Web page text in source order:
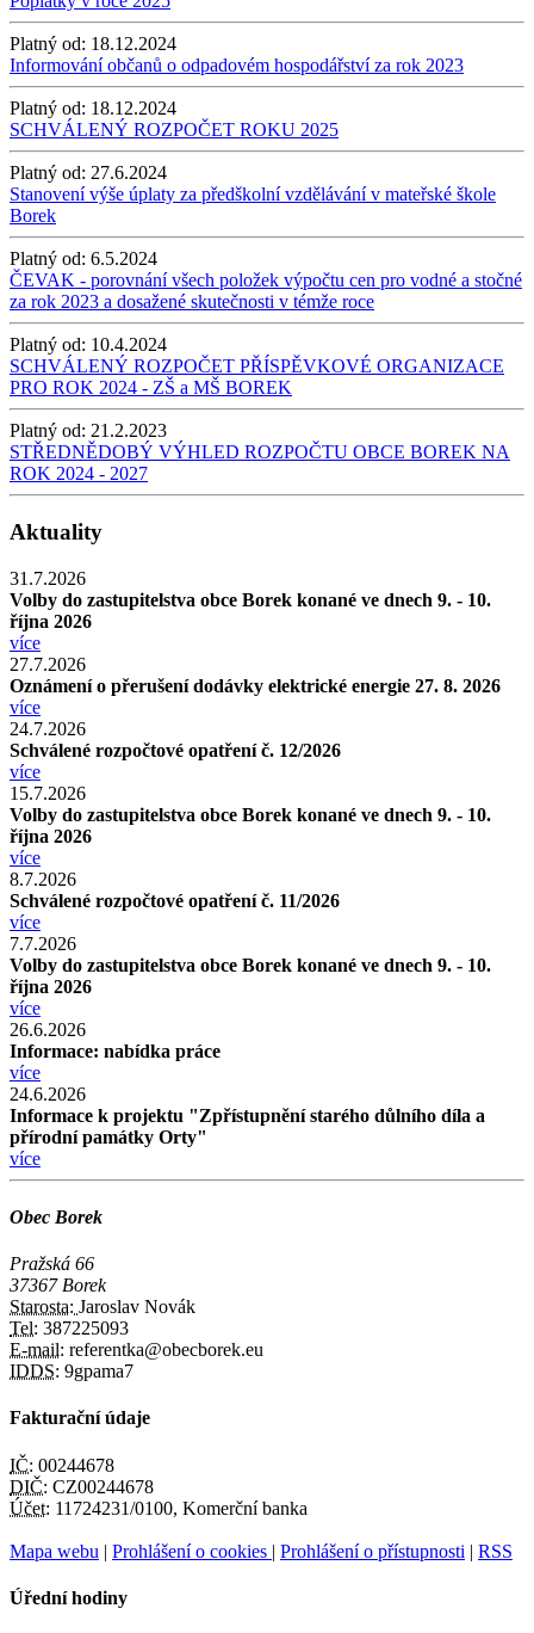
Platný od: 18.12.2024
Informování občanů o odpadovém hospodářství za rok 2023
Platný od: 18.12.2024
SCHVÁLENÝ ROZPOČET ROKU 2025
Platný od: 27.6.2024
Stanovení výše úplaty za předškolní vzdělávání v mateřské škole
Borek
Platný od: 6.5.2024
ČEVAK - porovnání všech položek výpočtu cen pro vodné a stočné
za rok 2023 a dosažené skutečnosti v témže roce
Platný od: 10.4.2024
SCHVÁLENÝ ROZPOČET PŘÍSPĚVKOVÉ ORGANIZACE
PRO ROK 2024 - ZŠ a MŠ BOREK
Platný od: 21.2.2023
STŘEDNĚDOBÝ VÝHLED ROZPOČTU OBCE BOREK NA
ROK 2024 - 2027
Aktuality
31.7.2026
Volby do zastupitelstva obce Borek konané ve dnech 9. - 10.
října 2026
více
27.7.2026
Oznámení o přerušení dodávky elektrické energie 27. 8. 2026
více
24.7.2026
Schválené rozpočtové opatření č. 12/2026
více
15.7.2026
Volby do zastupitelstva obce Borek konané ve dnech 9. - 10.
října 2026
více
8.7.2026
Schválené rozpočtové opatření č. 11/2026
více
7.7.2026
Volby do zastupitelstva obce Borek konané ve dnech 9. - 10.
října 2026
více
26.6.2026
Informace: nabídka práce
více
24.6.2026
Informace k projektu "Zpřístupnění starého důlního díla a
přírodní památky Orty"
více
Obec Borek
Pražská 66
37367 Borek
Starosta: Jaroslav Novák
Tel: 387225093
E-mail: referentka@obecborek.eu
IDDS: 9gpama7
Fakturační údaje
IČ: 00244678
DIČ: CZ00244678
Účet: 11724231/0100, Komerční banka
Mapa webu | Prohlášení o cookies | Prohlášení o přístupnosti | RSS
Úřední hodiny